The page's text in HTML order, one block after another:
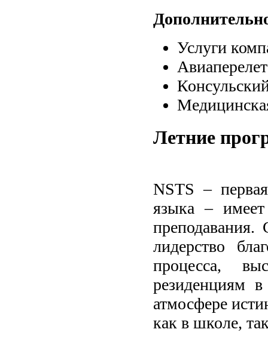
Услуги
Авиаперелет
Летние
NSTS –
языка –
лидерство
процесса,
резиденциям
атмосфере
как в школе,